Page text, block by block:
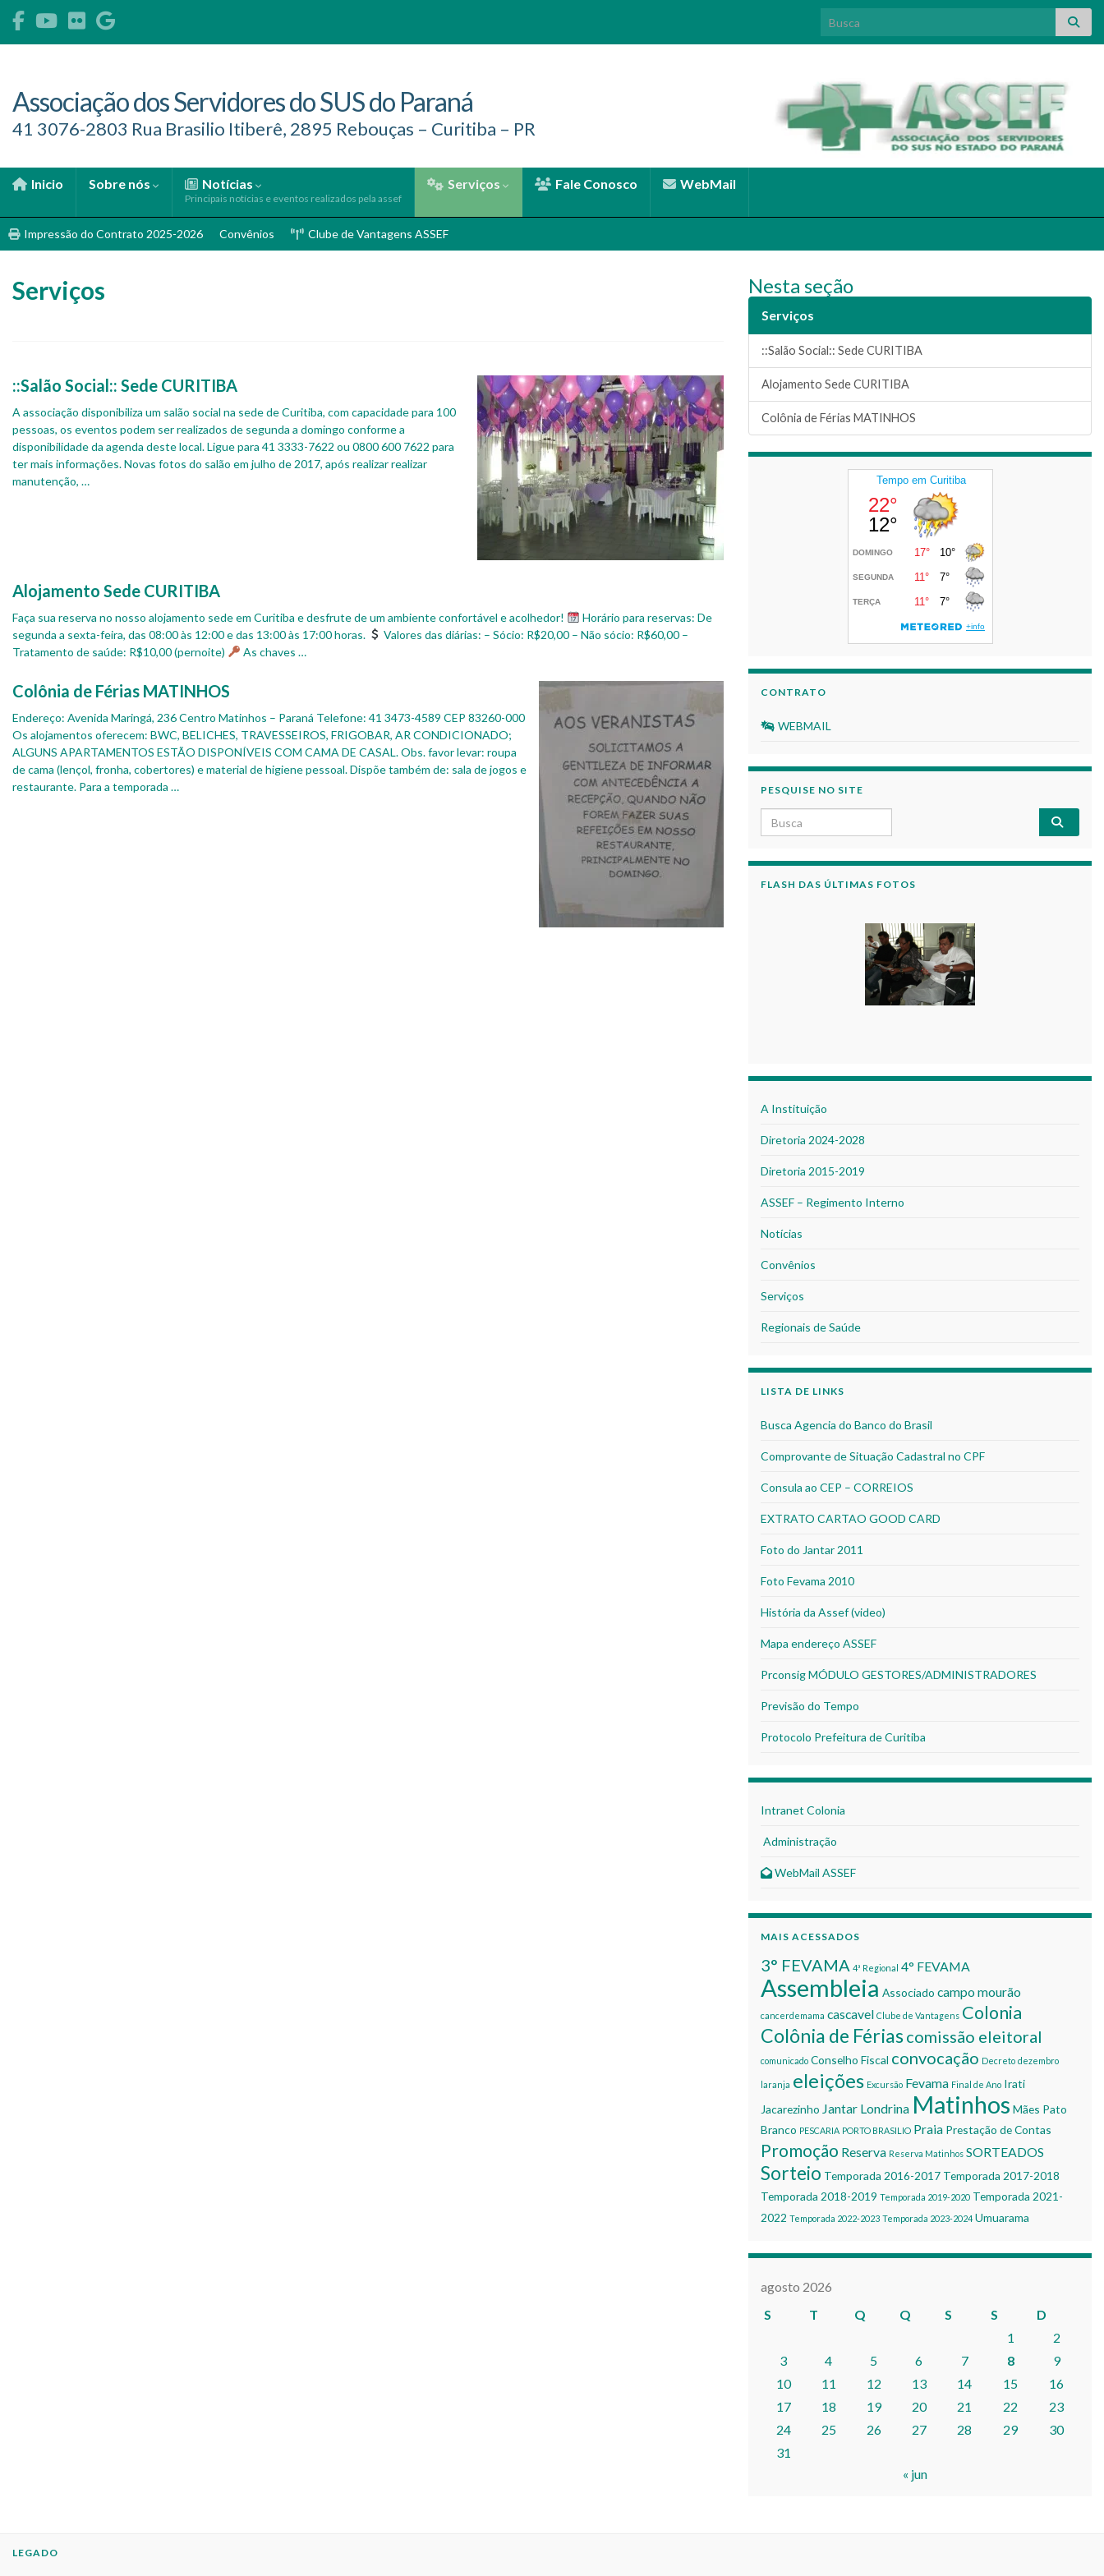
Search for:
Associação dos Servidores do SUS do Paraná
41 3076-2803 Rua Brasilio Itiberê, 2895 Rebouças – Curitiba – PR
Inicio Sobre nós Notícias
Principais notícias e eventos realizados pela assef
Serviços Fale Conosco WebMail
Impressão do Contrato 2025-2026 Convênios Clube de Vantagens ASSEF
Serviços
::Salão Social:: Sede CURITIBA
A associação disponibiliza um salão social na sede de Curitiba, com capacidade para 100
pessoas, os eventos podem ser realizados de segunda a domingo conforme a
disponibilidade da agenda deste local. Ligue para 41 3333-7622 ou 0800 600 7622 para
ter mais informações. Novas fotos do salão em julho de 2017, após realizar realizar
manutenção, …
Alojamento Sede CURITIBA
Faça sua reserva no nosso alojamento sede em Curitiba e desfrute de um ambiente confortável e acolhedor!
Horário para reservas: De
segunda a sexta-feira, das 08:00 às 12:00 e das 13:00 às 17:00 horas.
Valores das diárias: – Sócio: R$20,00 – Não sócio: R$60,00 –
Tratamento de saúde: R$10,00 (pernoite)
As chaves …
Colônia de Férias MATINHOS
Endereço: Avenida Maringá, 236 Centro Matinhos – Paraná Telefone: 41 3473-4589 CEP 83260-000
Os alojamentos oferecem: BWC, BELICHES, TRAVESSEIROS, FRIGOBAR, AR CONDICIONADO;
ALGUNS APARTAMENTOS ESTÃO DISPONÍVEIS COM CAMA DE CASAL. Obs. favor levar: roupa
de cama (lençol, fronha, cobertores) e material de higiene pessoal. Dispõe também de: sala de jogos e
restaurante. Para a temporada …
Nesta seção
Serviços
::Salão Social:: Sede CURITIBA
Alojamento Sede CURITIBA
Colônia de Férias MATINHOS
CONTRATO
WEBMAIL
PESQUISE NO SITE
Search for:
FLASH DAS ÚLTIMAS FOTOS
A Instituição
Diretoria 2024-2028
Diretoria 2015-2019
ASSEF – Regimento Interno
Notícias
Convênios
Serviços
Regionais de Saúde
LISTA DE LINKS
Busca Agencia do Banco do Brasil
Comprovante de Situação Cadastral no CPF
Consula ao CEP – CORREIOS
EXTRATO CARTAO GOOD CARD
Foto do Jantar 2011
Foto Fevama 2010
História da Assef (video)
Mapa endereço ASSEF
Prconsig MÓDULO GESTORES/ADMINISTRADORES
Previsão do Tempo
Protocolo Prefeitura de Curitiba
Intranet Colonia
Administração
WebMail ASSEF
MAIS ACESSADOS
3° FEVAMA 4ª Regional 4° FEVAMA
Assembleia Associado campo mourão
cancerdemama cascavel Clube de Vantagens Colonia
Colônia de Fériascomissão eleitoral
comunicado Conselho Fiscal convocação Decreto dezembro
laranja eleições Excursão Fevama Final de Ano Irati
Jacarezinho Jantar Londrina Matinhos Mães Pato
Branco PESCARIA PORTO BRASILIO Praia Prestação de Contas
Promoção Reserva Reserva Matinhos SORTEADOS
Sorteio Temporada 2016-2017 Temporada 2017-2018
Temporada 2018-2019 Temporada 2019-2020 Temporada 2021-
2022 Temporada 2022-2023 Temporada 2023-2024 Umuarama
agosto 2026
S
T Q Q S S
D
1
2
3
4 5 6 7 8
9
10
11 12 13 14 15
16
17
18 19 20 21 22
23
24
25 26 27 28 29
30
31
« jun
LEGADO